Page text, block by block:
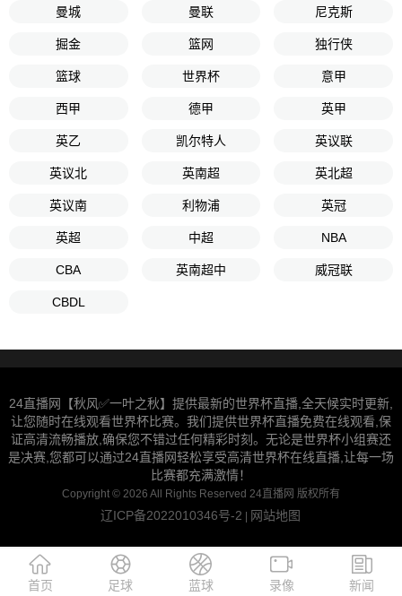
曼城 曼联 尼克斯
掘金 篮网 独行侠
篮球 世界杯 意甲
西甲 德甲 英甲
英乙 凯尔特人 英议联
英议北 英南超 英北超
英议南 利物浦 英冠
英超 中超 NBA
CBA 英南超中 威冠联
CBDL
24直播网【秋风✅一叶之秋】提供最新的世界杯直播,全天候实时更新,
让您随时在线观看世界杯比赛。我们提供世界杯直播免费在线观看,保
证高清流畅播放,确保您不错过任何精彩时刻。无论是世界杯小组赛还
是决赛,您都可以通过24直播网轻松享受高清世界杯在线直播,让每一场
比赛都充满激情！
Copyright © 2026 All Rights Reserved 24直播网 版权所有
辽ICP备2022010346号-2 | 网站地图
首页 足球 蓝球 录像 新闻